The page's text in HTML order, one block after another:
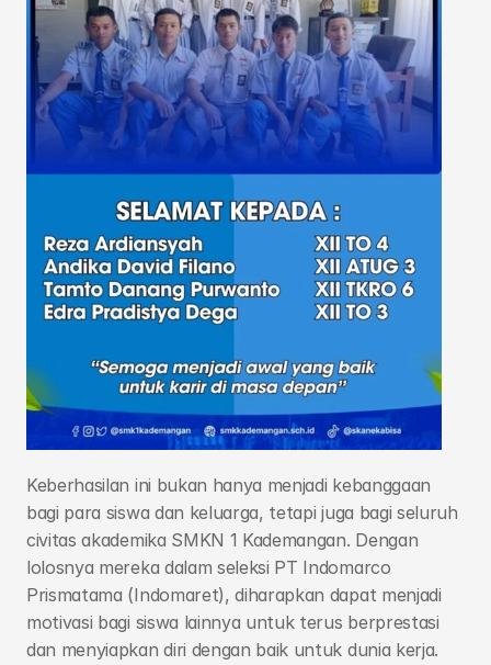
Keberhasilan ini bukan hanya menjadi kebanggaan
bagi para siswa dan keluarga, tetapi juga bagi seluruh
civitas akademika SMKN 1 Kademangan. Dengan
lolosnya mereka dalam seleksi PT Indomarco
Prismatama (Indomaret), diharapkan dapat menjadi
motivasi bagi siswa lainnya untuk terus berprestasi
dan menyiapkan diri dengan baik untuk dunia kerja.